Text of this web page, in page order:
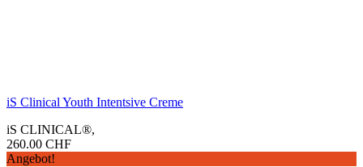
iS Clinical Youth Intentsive Creme
iS CLINICAL®,
260.00 CHF
Angebot!